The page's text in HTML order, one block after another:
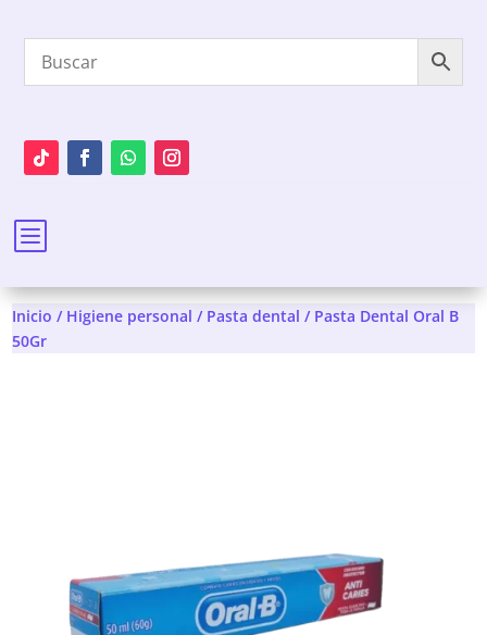
b
Inicio / Higiene personal / Pasta dental / Pasta Dental Oral B
50Gr